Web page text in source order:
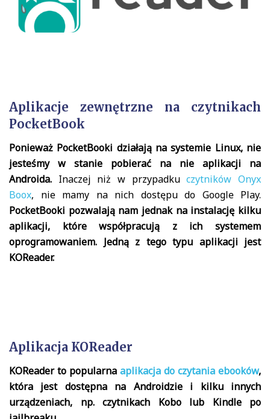
Aplikacje zewnętrzne na czytnikach
PocketBook
Ponieważ PocketBooki działają na systemie Linux, nie
jesteśmy w stanie pobierać na nie aplikacji na
Androida. Inaczej niż w przypadkuczytników Onyx
Boox, nie mamy na nich dostępu do Google Play.
PocketBooki pozwalają nam jednak na instalację kilku
aplikacji, które współpracują z ich systemem
oprogramowaniem. Jedną z tego typu aplikacji jest
KOReader.
Aplikacja KOReader
KOReader to popularna aplikacja do czytania ebooków,
która jest dostępna na Androidzie i kilku innych
urządzeniach, np. czytnikach Kobo lub Kindle po